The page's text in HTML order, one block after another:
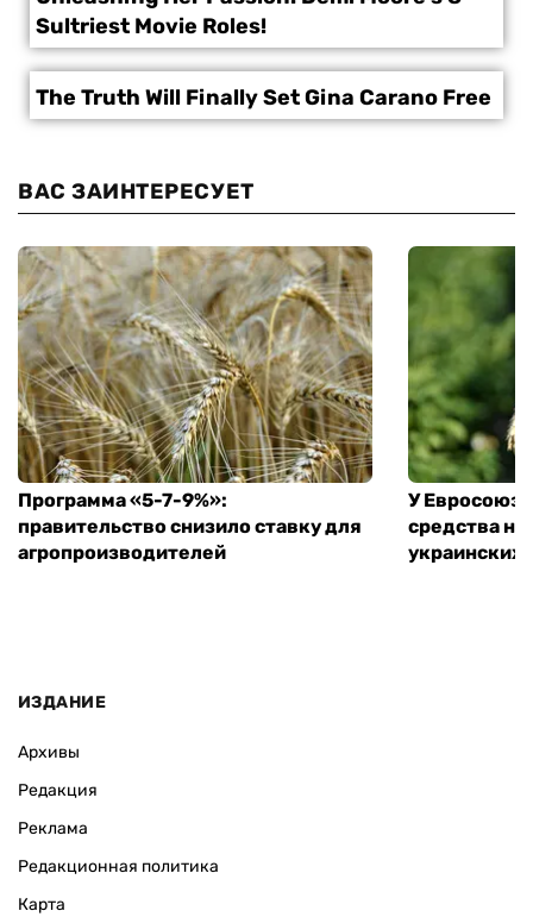
ВАС ЗАИНТЕРЕСУЕТ
Программа «5-7-9%»:
правительство снизило ставку для
агропроизводителей
У
средства
ИЗДАНИЕ
Архивы
Редакция
Реклама
Редакционная политика
Карта